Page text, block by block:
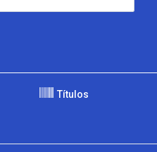
Títulos